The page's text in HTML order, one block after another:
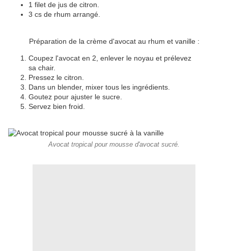
1 filet de jus de citron.
3 cs de rhum arrangé.
Préparation de la crème d'avocat au rhum et vanille :
Coupez l'avocat en 2, enlever le noyau et prélevez
sa chair.
Pressez le citron.
Dans un blender, mixer tous les ingrédients.
Goutez pour ajuster le sucre.
Servez bien froid.
Avocat tropical pour mousse d'avocat sucré.